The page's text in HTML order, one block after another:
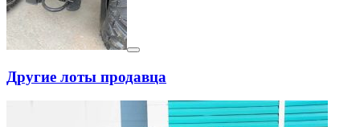
Другие лоты продавца